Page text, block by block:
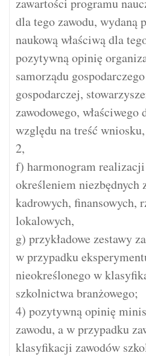
zawartości programu
dla tego zawodu, wydaną
naukową właściwą dla
pozytywną opinię
samorządu
gospodarczej,
zawodowego, właściwego
względu na treść
2,
f) harmonogram
określeniem niezbędnych
kadrowych, finansowych,
lokalowych,
g) przykładowe zestawy
w przypadku
nieokreślonego w
szkolnictwa branżowego;
4) pozytywną opinię
zawodu, a w przypadku
klasyfikacji zawodów